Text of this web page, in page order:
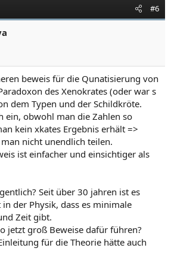
#6
beweis für die Qunatisierung von
des Xenokrates (oder war s
dem Typen und der Schildkröte.
ein, obwohl man die Zahlen so
kein xkates Ergebnis erhält =>
nicht unendlich teilen.
ist einfacher und einsichtiger als
Seit über 30 jahren ist es
der Physik, dass es minimale
Zeit gibt.
jetzt groß Beweise dafür führen?
für die Theorie hätte auch